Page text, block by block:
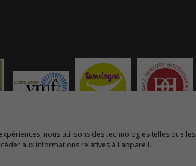
nous utilisons des technologies telles que les
aux informations relatives à l'appareil.